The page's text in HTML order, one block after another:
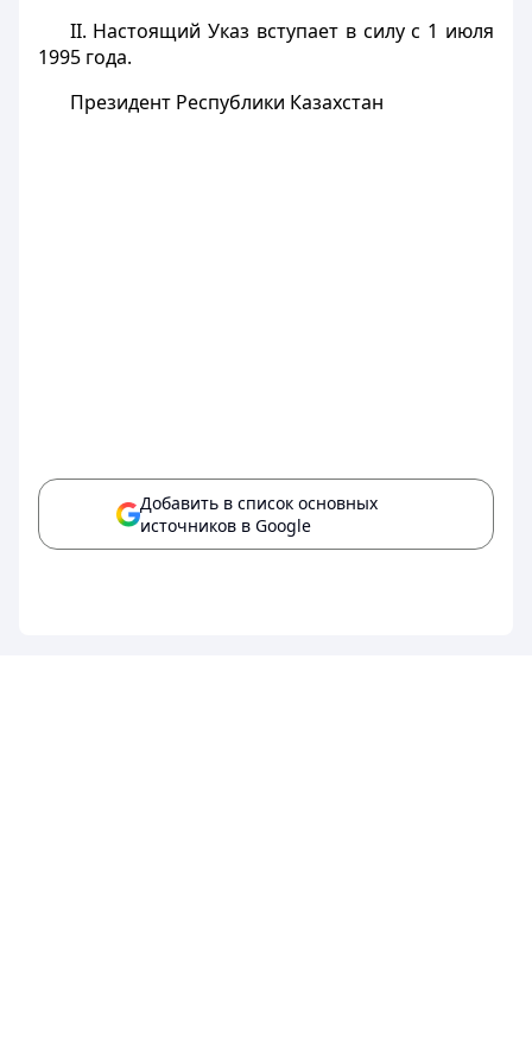
II. Настоящий Указ вступает в силу с 1 июля
1995 года.
Президент Республики Казахстан
Добавить в список основных
источников в Google